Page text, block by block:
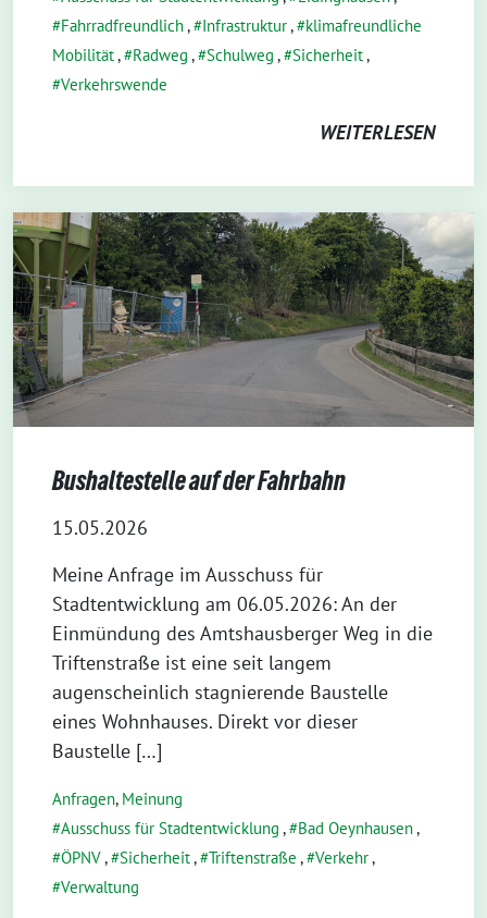
Fahrradfreundlich, Infrastruktur,
klimafreundliche
Mobilität, Radweg , Schulweg , Sicherheit,
Verkehrswende
WEITERLESEN
Bushaltestelle auf der Fahrbahn
15.05.2026
Meine Anfrage im Ausschuss für
Stadtentwicklung am 06.05.2026: An der
Einmündung des Amtshausberger Weg in die
Triftenstraße ist eine seit langem
augenscheinlich stagnierende Baustelle
eines Wohnhauses. Direkt vor dieser
Baustelle […]
Anfragen, Meinung
Ausschuss für Stadtentwicklung , Bad Oeynhausen,
ÖPNV, Sicherheit, Triftenstraße , Verkehr,
Verwaltung